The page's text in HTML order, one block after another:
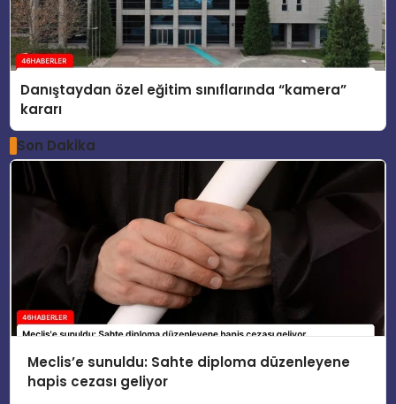
Danıştaydan özel eğitim sınıflarında “kamera”
kararı
Son Dakika
Meclis’e sunuldu: Sahte diploma düzenleyene
hapis cezası geliyor